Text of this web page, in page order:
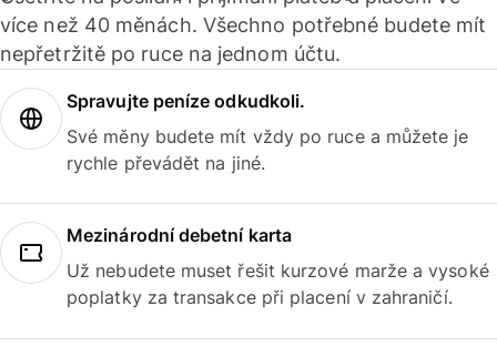
více než 40 měnách. Všechno potřebné budete mít
nepřetržitě po ruce na jednom účtu.
Spravujte peníze odkudkoli.
Své měny budete mít vždy po ruce a můžete je
rychle převádět na jiné.
Mezinárodní debetní karta
Už nebudete muset řešit kurzové marže a vysoké
poplatky za transakce při placení v zahraničí.